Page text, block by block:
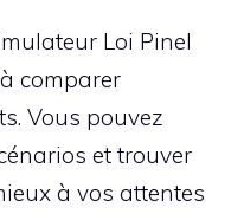
Loi Pinel
comparer
Vous pouvez
et trouver
à vos attentes